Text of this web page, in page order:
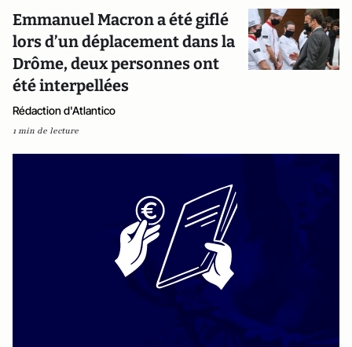
Emmanuel Macron a été giflé
lors d’un déplacement dans la
Drôme, deux personnes ont
été interpellées
Rédaction d'Atlantico
1 min de lecture